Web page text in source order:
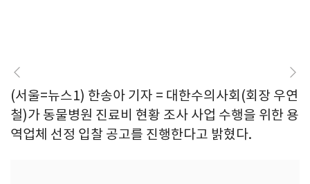
(서울=뉴스1) 한송아 기자 = 대한수의사회(회장 우연
철)가 동물병원 진료비 현황 조사 사업 수행을 위한 용
역업체 선정 입찰 공고를 진행한다고 밝혔다.